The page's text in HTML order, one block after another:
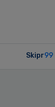
Skipr99